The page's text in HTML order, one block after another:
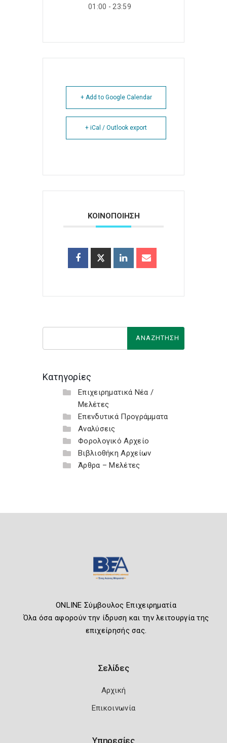
01:00 - 23:59
+ Add to Google Calendar
+ iCal / Outlook export
ΚΟΙΝΟΠΟΙΗΣΗ
Κατηγορίες
Επιχειρηματικά Νέα /
Μελέτες
Επενδυτικά Προγράμματα
Αναλύσεις
Φορολογικό Αρχείο
Βιβλιοθήκη Αρχείων
Άρθρα – Μελέτες
ONLINE Σύμβουλος Επιχειρηματία
Όλα όσα αφορούν την ίδρυση και την λειτουργία της
επιχείρησής σας.
Σελίδες
Αρχική
Επικοινωνία
Υπηρεσίες